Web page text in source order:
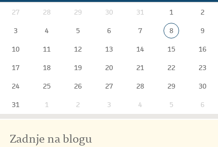
27 28 29 30 31 1
2
3
4 5 6 7 8
9
10
11 12 13 14 15
16
17
18 19 20 21 22
23
24
25 26 27 28 29
30
31
1 2 3 4 5 6
Zadnje na blogu